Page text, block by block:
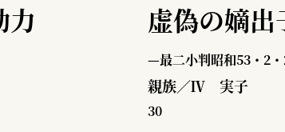
力 虚偽の嫡
—最二小判昭和53・2
親族／Ⅳ 実子
30